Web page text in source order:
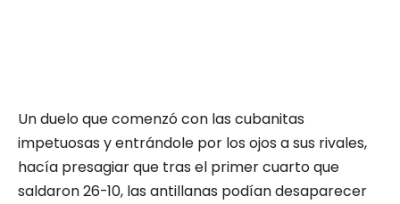
Un duelo que comenzó con las cubanitas
impetuosas y entrándole por los ojos a sus rivales,
hacía presagiar que tras el primer cuarto que
saldaron 26-10, las antillanas podían desaparecer